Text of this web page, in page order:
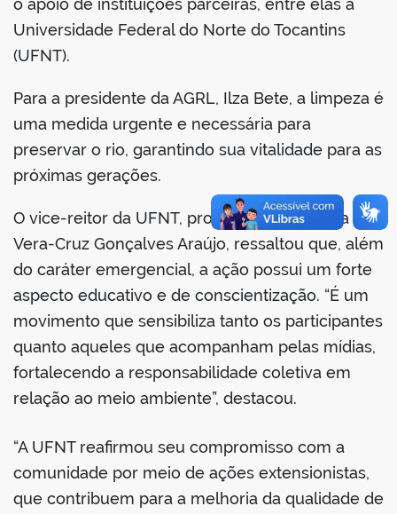
portal
o apoio de instituições parceiras, entre elas a
Universidade Federal do Norte do Tocantins
(UFNT).
Para a presidente da AGRL, Ilza Bete, a limpeza é
uma medida urgente e necessária para
preservar o rio, garantindo sua vitalidade para as
próximas gerações.
O vice-reitor da UFNT, professor Nataniel da
Vera-Cruz Gonçalves Araújo, ressaltou que, além
do caráter emergencial, a ação possui um forte
aspecto educativo e de conscientização. “É um
movimento que sensibiliza tanto os participantes
quanto aqueles que acompanham pelas mídias,
fortalecendo a responsabilidade coletiva em
relação ao meio ambiente”, destacou.
“A UFNT reafirmou seu compromisso com a
comunidade por meio de ações extensionistas,
que contribuem para a melhoria da qualidade de